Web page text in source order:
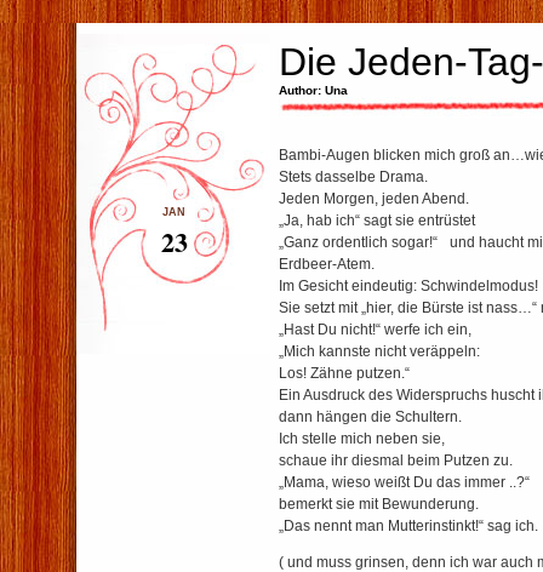
Die Jeden-
Author: Una
JAN
23
Bambi-Augen blicken mich groß
Stets dasselbe Drama.
Jeden Morgen, jeden Abend.
„Ja, hab ich“ sagt sie entrüstet
„Ganz ordentlich sogar!“ und haucht
Erdbeer-Atem.
Im Gesicht eindeutig: Schwindelmodus!
Sie setzt mit „hier, die Bürste ist
„Hast Du nicht!“ werfe ich ein,
„Mich kannste nicht veräppeln:
Los! Zähne putzen.“
Ein Ausdruck des Widerspruchs huscht
dann hängen die Schultern.
Ich stelle mich neben sie,
schaue ihr diesmal beim Putzen zu.
„Mama, wieso weißt Du das immer ..?“
bemerkt sie mit Bewunderung.
„Das nennt man Mutterinstinkt!“ sag ich.
( und muss grinsen, denn ich war auch